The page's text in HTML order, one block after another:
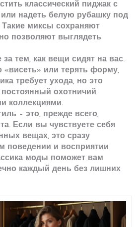
классический пиджак с
надеть белую рубашку под
Такие миксы сохраняют
позволяют выглядеть
за тем, как вещи сидят на вас.
«висеть» или терять форму,
требует ухода, но это
постоянный охотничий
коллекциями.
– это, прежде всего,
Если вы чувствуете себя
вещах, это сразу
поведении и восприятии
моды поможет вам
каждый день без лишних